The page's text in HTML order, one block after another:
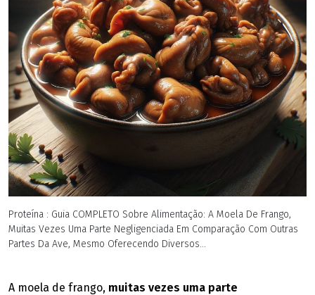
Proteína : Guia COMPLETO Sobre Alimentação: A Moela De Frango,
Muitas Vezes Uma Parte Negligenciada Em Comparação Com Outras
Partes Da Ave, Mesmo Oferecendo Diversos...
A moela de frango, muitas vezes uma parte